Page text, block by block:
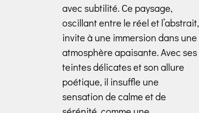
avec subtilité. Ce paysage,
oscillant entre le réel et l’abstrait,
invite à une immersion dans une
atmosphère apaisante. Avec ses
teintes délicates et son allure
poétique, il insuffle une
sensation de calme et de